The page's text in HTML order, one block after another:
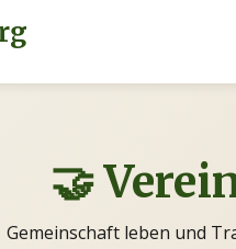
🤝
Gemeinschaft leben und